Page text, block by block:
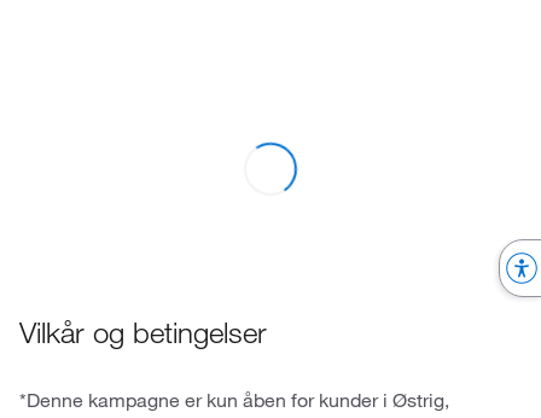
Vilkår og betingelser
*Denne kampagne er kun åben for kunder i Østrig,